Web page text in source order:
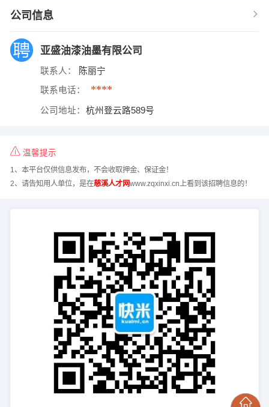
公司信息
亚盛油漆油墨有限公司
联系人： 陈丽宁
联系电话： ****
公司地址： 杭州登云路589号
温馨提示
1、本平台仅供信息发布，不会收取押金、保证金！
2、请告知用人单位，是在慈溪人才网www.zqxinxi.cn上看到该招聘信息的！